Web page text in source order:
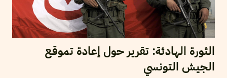
الثورة الهادئة: تقرير حول إعادة تموقع
الجيش التونسي